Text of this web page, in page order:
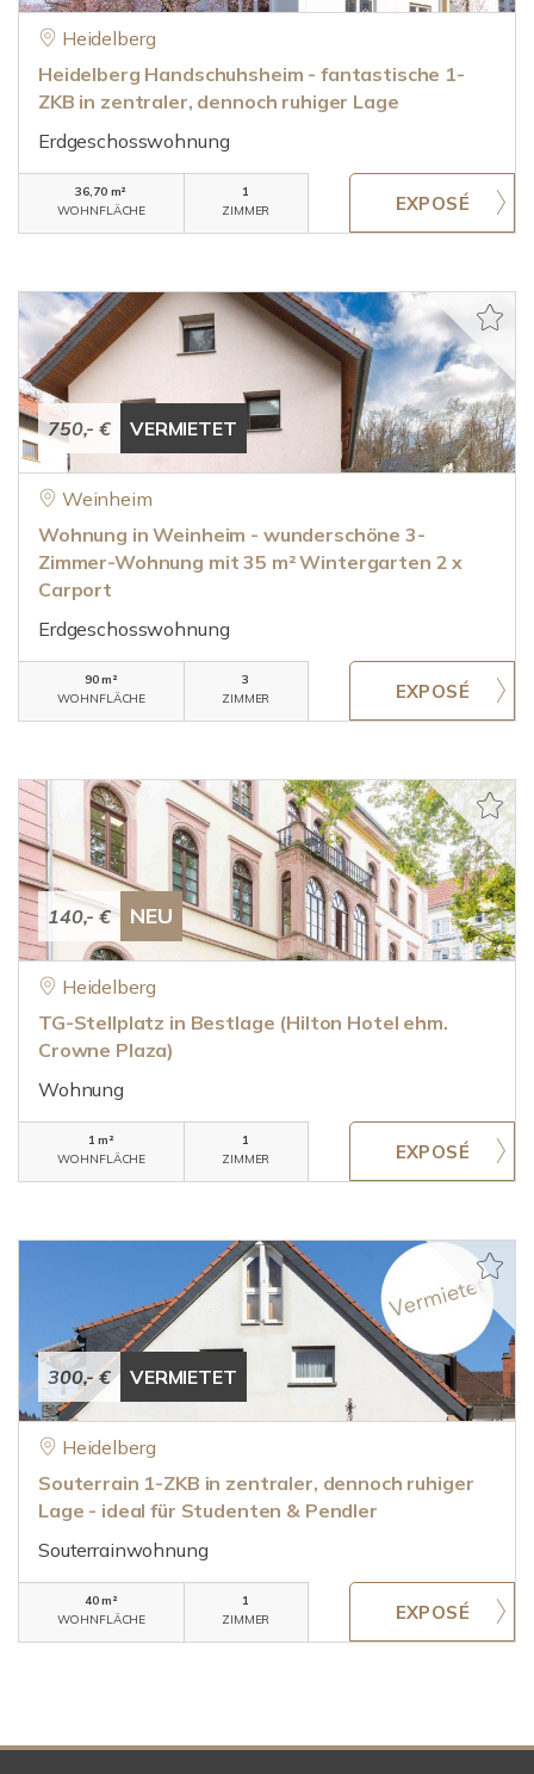
Heidelberg
Heidelberg Handschuhsheim - fantastische 1-
ZKB in zentraler, dennoch ruhiger Lage
Erdgeschosswohnung
36,70 m²
WOHNFLÄCHE
1
ZIMMER
750,- € VERMIETET
Weinheim
Wohnung in Weinheim - wunderschöne 3-
Zimmer-Wohnung mit 35 m² Wintergarten 2 x
Carport
Erdgeschosswohnung
90 m²
WOHNFLÄCHE
3
ZIMMER
140,- € NEU
Heidelberg
TG-Stellplatz in Bestlage (Hilton Hotel ehm.
Crowne Plaza)
Wohnung
1 m²
WOHNFLÄCHE
1
ZIMMER
300,- € VERMIETET
Heidelberg
Souterrain 1-ZKB in zentraler, dennoch ruhiger
Lage - ideal für Studenten & Pendler
Souterrainwohnung
40 m²
WOHNFLÄCHE
1
ZIMMER